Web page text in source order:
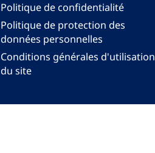
Politique de confidentialité
Politique de protection des
données personnelles
Conditions générales d'utilisation
du site